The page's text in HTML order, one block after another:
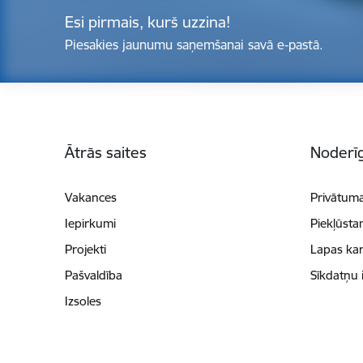
Esi pirmais, kurš uzzina!
Piesakies jaunumu saņemšanai savā e-pastā.
Ātrās saites
Vakances
Iepirkumi
Projekti
Pašvaldība
Izsoles
Lapas
Sīkdatņu